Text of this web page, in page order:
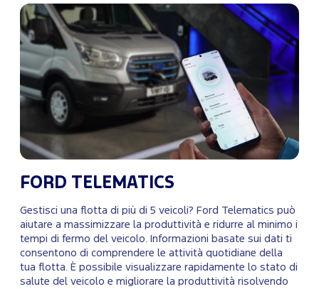
FORD TELEMATICS
Gestisci una flotta di più di 5 veicoli? Ford Telematics può
aiutare a massimizzare la produttività e ridurre al minimo i
tempi di fermo del veicolo. Informazioni basate sui dati ti
consentono di comprendere le attività quotidiane della
tua flotta. È possibile visualizzare rapidamente lo stato di
salute del veicolo e migliorare la produttività risolvendo